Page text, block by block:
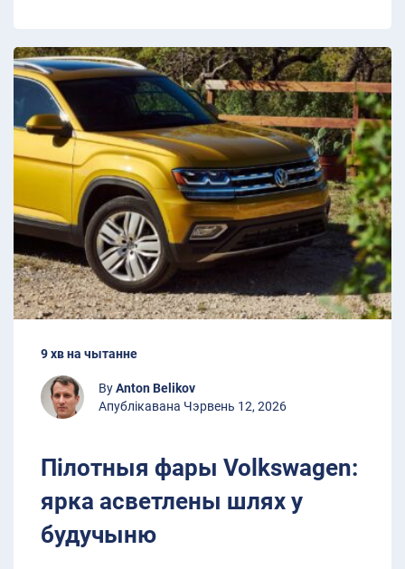
9 хв на чытанне
ByAnton Belikov
Апублікавана Чэрвень 12, 2026
Пілотныя фары Volkswagen:
ярка асветлены шлях у
будучыню